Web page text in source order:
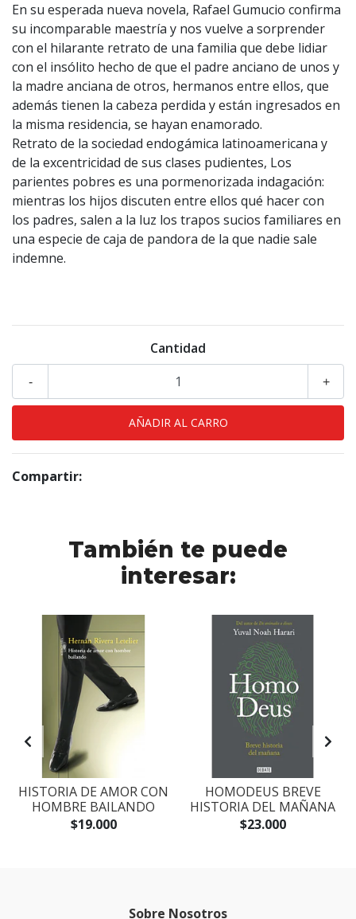
En su esperada nueva novela, Rafael Gumucio confirma
su incomparable maestría y nos vuelve a sorprender
con el hilarante retrato de una familia que debe lidiar
con el insólito hecho de que el padre anciano de unos y
la madre anciana de otros, hermanos entre ellos, que
además tienen la cabeza perdida y están ingresados en
la misma residencia, se hayan enamorado.
Retrato de la sociedad endogámica latinoamericana y
de la excentricidad de sus clases pudientes, Los
parientes pobres es una pormenorizada indagación:
mientras los hijos discuten entre ellos qué hacer con
los padres, salen a la luz los trapos sucios familiares en
una especie de caja de pandora de la que nadie sale
indemne.
Cantidad
+
-
Compartir:
También te puede
interesar:
HISTORIA DE AMOR CON
HOMBRE BAILANDO
$19.000
HOMODEUS BREVE
HISTORIA DEL MAÑANA
$23.000
Sobre Nosotros